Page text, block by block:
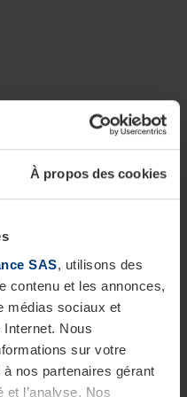
À propos des cookies
SAS, utilisons des
contenu et les annonces,
médias sociaux et
Nous
sur votre
nos partenaires gérant
l’analyse. Nos